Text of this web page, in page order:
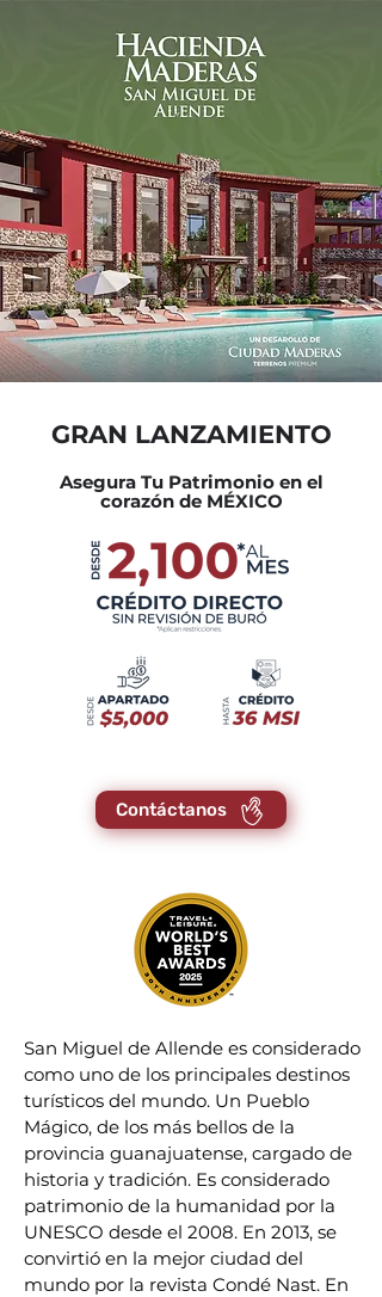
GRAN LANZAMIENTO
Asegura Tu Patrimonio en el
corazón de MÉXICO
Contáctanos
San Miguel de Allende es considerado
como uno de los principales destinos
turísticos del mundo. Un Pueblo
Mágico, de los más bellos de la
provincia guanajuatense, cargado de
historia y tradición. Es considerado
patrimonio de la humanidad por la
UNESCO desde el 2008. En 2013, se
convirtió en la mejor ciudad del
mundo por la revista Condé Nast. En